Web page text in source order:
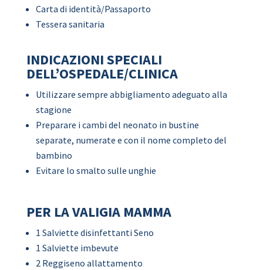
Carta di identità/Passaporto
Tessera sanitaria
INDICAZIONI SPECIALI
DELL’OSPEDALE/CLINICA
Utilizzare sempre abbigliamento adeguato alla
stagione
Preparare i cambi del neonato in bustine
separate, numerate e con il nome completo del
bambino
Evitare lo smalto sulle unghie
PER LA VALIGIA MAMMA
1 Salviette disinfettanti Seno
1 Salviette imbevute
2 Reggiseno allattamento